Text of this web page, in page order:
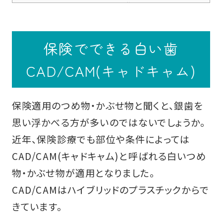
CAD/CAM おすすめしない？後悔しないために
まとめ
保険でできる白い歯
CAD/CAM(キャドキャム)
保険適用のつめ物・かぶせ物と聞くと、銀歯を
思い浮かべる方が多いのではないでしょうか。
近年、保険診療でも部位や条件によっては
CAD/CAM(キャドキャム)と呼ばれる白いつめ
物・かぶせ物が適用となりました。
CAD/CAMはハイブリッドのプラスチックからで
きています。